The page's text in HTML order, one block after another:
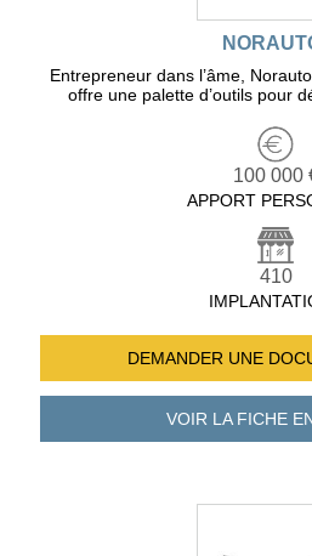
Entrepreneur dans l’âme,
offre une palette d’outils pour
100 000
APPORT
410
DEMANDER UNE
VOIR LA FICHE